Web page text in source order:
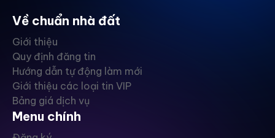
Về chuẩn nhà đất
Giới thiệu
Quy định đăng tin
Hướng dẫn tự động làm mới
Giới thiệu các loại tin VIP
Bảng giá dịch vụ
Menu chính